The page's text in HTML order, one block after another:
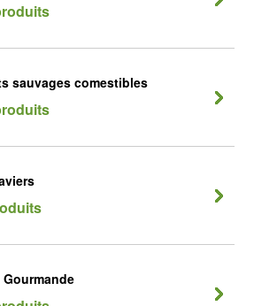
sauvages comestibles
Gourmande